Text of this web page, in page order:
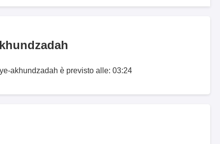
akhundzadah è previsto alle: 03:24